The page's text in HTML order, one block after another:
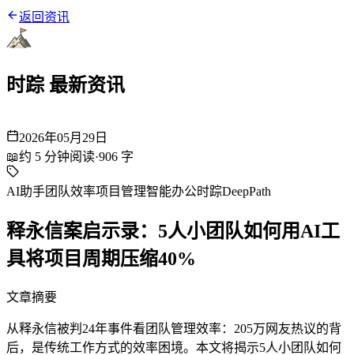
返回资讯
时踪 最新资讯
2026年05月29日
📖约 5 分钟阅读·906 字
AI助手团队效率项目管理智能办公时踪DeepPath
释永信案启示录：5人小团队如何用AI工
具将项目周期压缩40%
文章摘要
从释永信被判24年事件看团队管理效率：205万网友热议的背
后，是传统工作方式的效率困境。本文将揭示5人小团队如何